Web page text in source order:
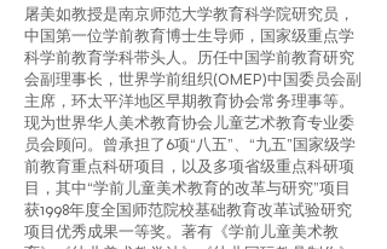
屠美如教授是南京师范大学教育科学院研究员，
中国第一位学前教育博士生导师，国家级重点学
科学前教育学科带头人。历任中国学前教育研究
会副理事长，世界学前组织(OMEP)中国委员会副
主席，环太平洋地区早期教育协会常务理事等。
现为世界华人美术教育协会儿童艺术教育专业委
员会顾问。曾承担了6项“八五”、“九五”国家级学
前教育重点科研项目，以及多项省级重点科研项
目，其中“学前儿童美术教育的改革与研究”项目
获1998年度全国师范院校基础教育改革试验研究
项目优秀成果一等奖。著有《学前儿童美术教